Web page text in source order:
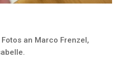
an Marco Frenzel,